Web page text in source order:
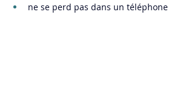
ne se perd pas dans un téléphone